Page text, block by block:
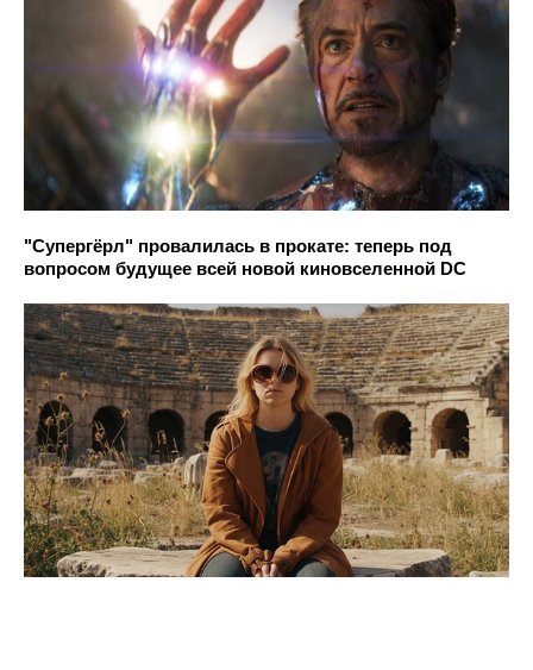
"Супергёрл" провалилась в прокате: теперь под
вопросом будущее всей новой киновселенной DC